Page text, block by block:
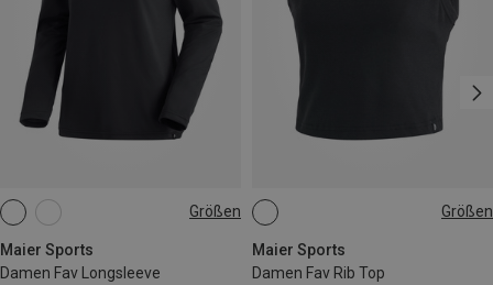
Größen
Maier Sports
Damen Fav Longsleeve
S M Größen
Maier Sports
Damen Fav Rib Top
S